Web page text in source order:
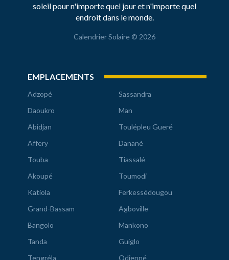
soleil pour n'importe quel jour et n'importe quel
endroit dans le monde.
Calendrier Solaire © 2026
EMPLACEMENTS
Adzopé
Sassandra
Daoukro
Man
Abidjan
Toulépleu Gueré
Affery
Danané
Touba
Tiassalé
Akoupé
Toumodi
Katiola
Ferkessédougou
Grand-Bassam
Agboville
Bangolo
Mankono
Tanda
Guiglo
Tengréla
Odienné